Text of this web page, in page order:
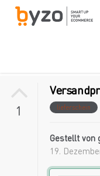
1 lieferschein
Gestellt von
19.